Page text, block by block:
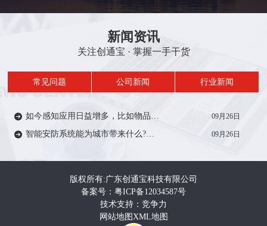
新闻资讯
关注创通宝 · 掌握一手干货
常见问题 公司新闻 行业新闻
09月26日
09月26日
版权所有:广东创通宝科技有限公司
备案号：粤ICP备12034587号
技术支持：竞争力
网站地图 XML地图